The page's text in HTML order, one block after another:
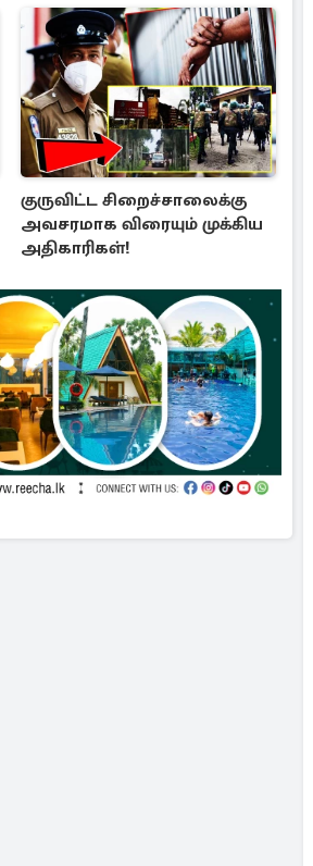
குருவிட்ட சிறைச்சாலைக்கு
அவசரமாக விரையும் முக்கிய
அதிகாரிகள்!